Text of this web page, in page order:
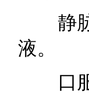
静
液。
口